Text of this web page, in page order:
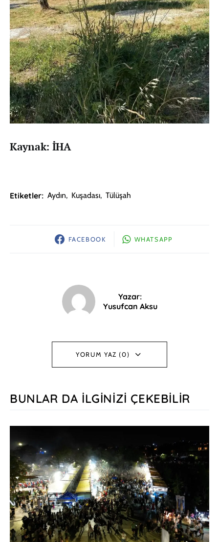
Kaynak: İHA
Etiketler: Aydın, Kuşadası, Tülüşah
FACEBOOK WHATSAPP
Yazar:
Yusufcan Aksu
YORUM YAZ (0)
BUNLAR DA İLGINIZI ÇEKEBILIR